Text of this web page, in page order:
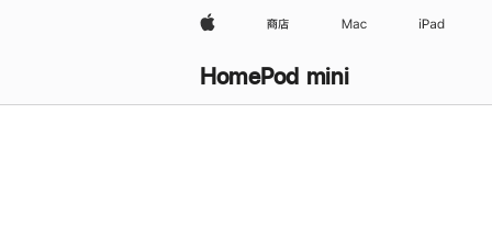
Apple 商店 Mac iPad
HomePod mini